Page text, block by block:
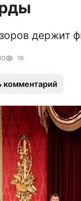
держит
16
комментарий